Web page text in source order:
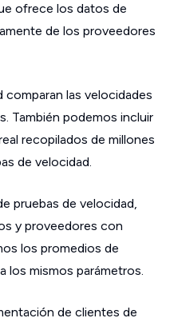
ofrece los datos de
de los proveedores
las velocidades
También podemos incluir
recopilados de millones
de velocidad.
pruebas de velocidad,
y proveedores con
los promedios de
los mismos parámetros.
de clientes de